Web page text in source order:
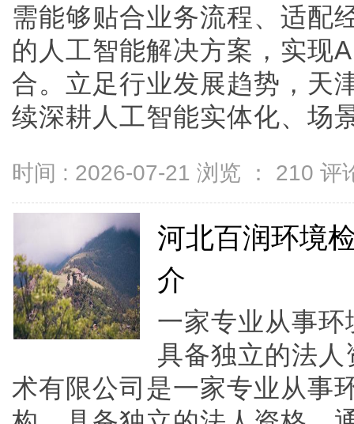
需能够贴合业务流程、适配
的人工智能解决方案，实现
合。立足行业发展趋势，天
续深耕人工智能实体化、场
时间 : 2026-07-21 浏览 ： 210 评
河北百润环境
介
一家专业从事
具备独立的法
术有限公司是一家专业从事